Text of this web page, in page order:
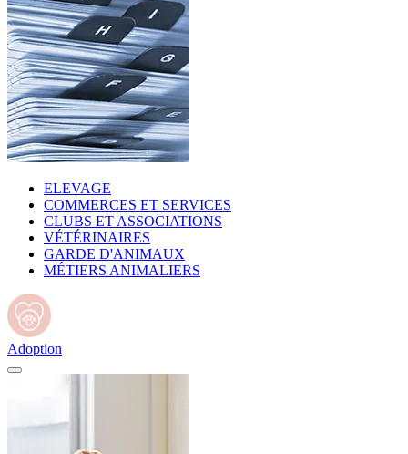
ELEVAGE
COMMERCES ET SERVICES
CLUBS ET ASSOCIATIONS
VÉTÉRINAIRES
GARDE D'ANIMAUX
MÉTIERS ANIMALIERS
Adoption